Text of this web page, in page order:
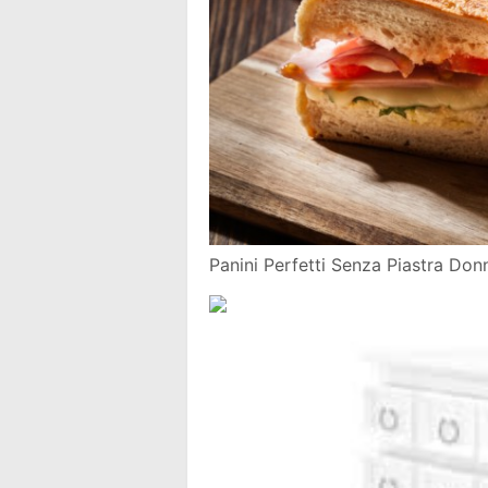
Panini Perfetti Senza Piastra